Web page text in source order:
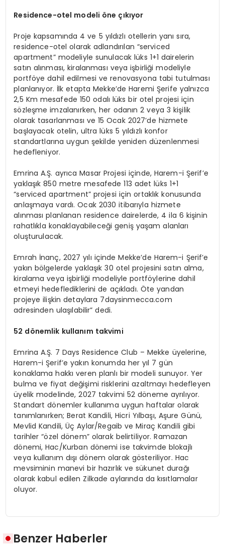
Residence-otel modeli öne çıkıyor
Proje kapsamında 4 ve 5 yıldızlı otellerin yanı sıra,
residence-otel olarak adlandırılan “serviced
apartment” modeliyle sunulacak lüks 1+1 dairelerin
satın alınması, kiralanması veya işbirliği modeliyle
portföye dahil edilmesi ve renovasyona tabi tutulması
planlanıyor. İlk etapta Mekke’de Haremi Şerife yalnızca
2,5 Km mesafede 150 odalı lüks bir otel projesi için
sözleşme imzalanırken, her odanın 2 veya 3 kişilik
olarak tasarlanması ve 15 Ocak 2027’de hizmete
başlayacak otelin, ultra lüks 5 yıldızlı konfor
standartlarına uygun şekilde yeniden düzenlenmesi
hedefleniyor.
Emrina A.Ş. ayrıca Masar Projesi içinde, Harem-i Şerif’e
yaklaşık 850 metre mesafede 113 adet lüks 1+1
“serviced apartment” projesi için ortaklık konusunda
anlaşmaya vardı. Ocak 2030 itibarıyla hizmete
alınması planlanan residence dairelerde, 4 ila 6 kişinin
rahatlıkla konaklayabileceği geniş yaşam alanları
oluşturulacak.
Emrah İnanç, 2027 yılı içinde Mekke’de Harem-i Şerif’e
yakın bölgelerde yaklaşık 30 otel projesini satın alma,
kiralama veya işbirliği modeliyle portföylerine dahil
etmeyi hedeflediklerini de açıkladı. Öte yandan
projeye ilişkin detaylara 7daysinmecca.com
adresinden ulaşılabilir” dedi.
52 dönemlik kullanım takvimi
Emrina A.Ş. 7 Days Residence Club – Mekke üyelerine,
Harem-i Şerif’e yakın konumda her yıl 7 gün
konaklama hakkı veren planlı bir modeli sunuyor. Yer
bulma ve fiyat değişimi risklerini azaltmayı hedefleyen
üyelik modelinde, 2027 takvimi 52 döneme ayrılıyor.
Standart dönemler kullanıma uygun haftalar olarak
tanımlanırken; Berat Kandili, Hicri Yılbaşı, Aşure Günü,
Mevlid Kandili, Üç Aylar/Regaib ve Miraç Kandili gibi
tarihler “özel dönem” olarak belirtiliyor. Ramazan
dönemi, Hac/Kurban dönemi ise takvimde blokajlı
veya kullanım dışı dönem olarak gösteriliyor. Hac
mevsiminin manevi bir hazırlık ve sükunet durağı
olarak kabul edilen Zilkade aylarında da kısıtlamalar
oluyor.
Benzer Haberler